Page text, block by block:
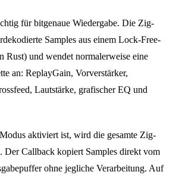
für bitgenaue Wiedergabe. Die Zig-
Samples aus einem Lock-Free-
Rust) und wendet normalerweise eine
an: ReplayGain, Vorverstärker,
Lautstärke, grafischer EQ und
aktiviert ist, wird die gesamte Zig-
Der Callback kopiert Samples direkt vom
ohne jegliche Verarbeitung. Auf